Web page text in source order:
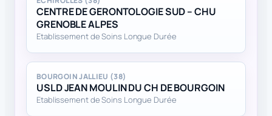
CENTRE DE GERONTOLOGIE SUD – CHU
GRENOBLE ALPES
Etablissement de Soins Longue Durée
BOURGOIN JALLIEU (38)
USLD JEAN MOULIN DU CH DE BOURGOIN
Etablissement de Soins Longue Durée